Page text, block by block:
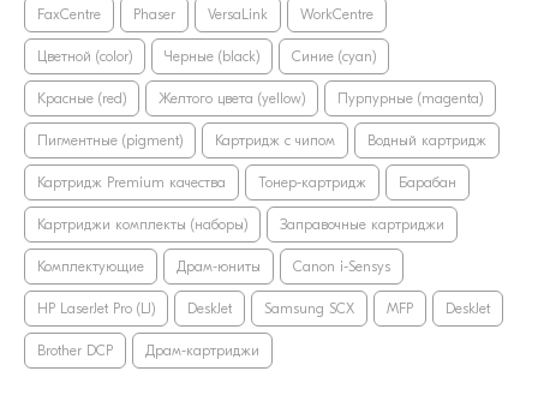
FaxCentre Phaser VersaLink WorkCentre
Цветной (color) Черные (black) Синие (cyan)
Красные (red) Желтого цвета (yellow) Пурпурные (magenta)
Пигментные (pigment) Картридж с чипом Водный картридж
Картридж Premium качества Тонер-картридж Барабан
Картриджи комплекты (наборы) Заправочные картриджи
Комплектующие Драм-юниты Canon i-Sensys
HP LaserJet Pro (LJ) DeskJet Samsung SCX MFP DeskJet
Brother DCP Драм-картриджи